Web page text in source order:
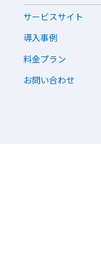
サービスサイト
導入事例
料金プラン
お問い合わせ